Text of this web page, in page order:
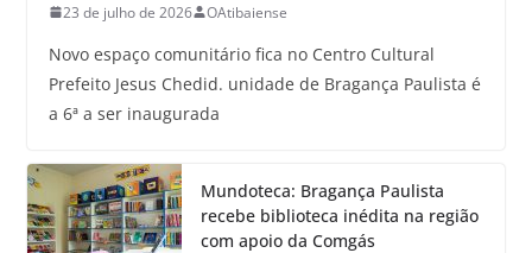
23 de julho de 2026 OAtibaiense
Novo espaço comunitário fica no Centro Cultural
Prefeito Jesus Chedid. unidade de Bragança Paulista é
a 6ª a ser inaugurada
Mundoteca: Bragança Paulista
recebe biblioteca inédita na região
com apoio da Comgás